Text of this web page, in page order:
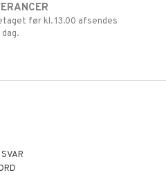
før kl. 13.00 afsendes